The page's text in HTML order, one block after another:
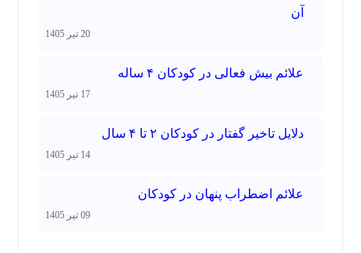
آن
20 تیر 1405
علائم بیش فعالی در کودکان ۴ ساله
17 تیر 1405
دلایل تاخیر گفتار در کودکان ۲ تا ۴ سال
14 تیر 1405
علائم اضطراب پنهان در کودکان
09 تیر 1405